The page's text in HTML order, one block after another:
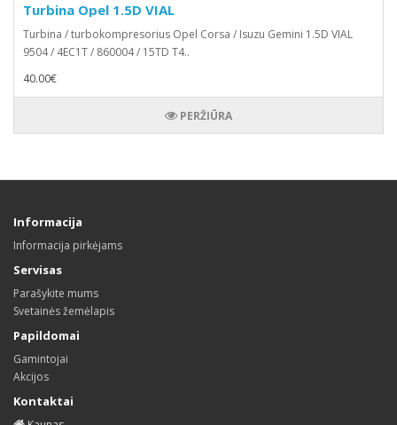
Turbina Opel 1.5D VIAL
Turbina / turbokompresorius Opel Corsa / Isuzu Gemini 1.5D VIAL
9504 / 4EC1T / 860004 / 15TD T4..
40.00€
PERŽIŪRA
Informacija
Informacija pirkėjams
Servisas
Parašykite mums
Svetainės žemėlapis
Papildomai
Gamintojai
Akcijos
Kontaktai